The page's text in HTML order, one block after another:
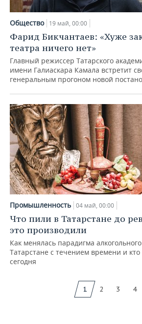
Общество 19 май, 00:00
Фарид Бикчантаев: «Хуже
театра ничего нет»
Главный режиссер Татарского
имени Галиаскара Камала встретит
генеральным прогоном новой
Промышленность 04 май, 00:00
Что пили в Татарстане до
это производили
Как менялась парадигма
Татарстане с течением времени и
сегодня
1 2 3 4